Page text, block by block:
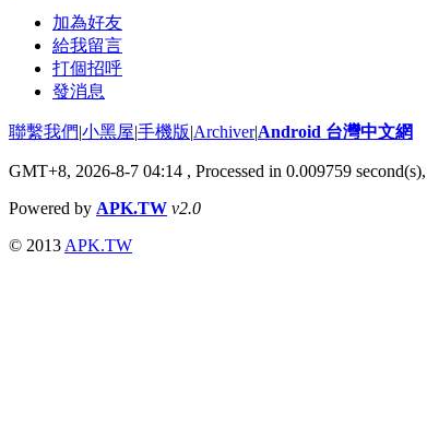
加為好友
給我留言
打個招呼
發消息
聯繫我們|小黑屋|手機版|Archiver|Android 台灣中文網
GMT+8, 2026-8-7 04:14 , Processed in 0.009759
Powered by APK.TW v2.0
© 2013 APK.TW